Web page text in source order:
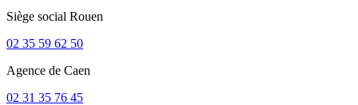
Siège social Rouen
02 35 59 62 50
Agence de Caen
02 31 35 76 45